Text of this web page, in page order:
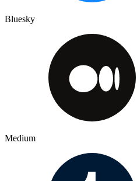
Bluesky
Medium